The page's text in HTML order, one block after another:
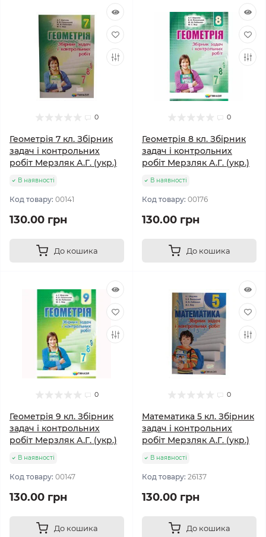
0
Геометрія 7 кл. Збірник
задач і контрольних
робіт Мерзляк А.Г. (укр.)
В наявності
Код товару: 00141
130.00 грн
До кошика
0
Геометрія 8 кл. Збірник
задач і контрольних
робіт Мерзляк А.Г. (укр.)
В наявності
Код товару: 00176
130.00 грн
До кошика
0
Геометрія 9 кл. Збірник
задач і контрольних
робіт Мерзляк А.Г. (укр.)
В наявності
Код товару: 00147
130.00 грн
До кошика
0
Математика 5 кл. Збірник
задач і контрольних
робіт Мерзляк А.Г. (укр.)
В наявності
Код товару: 26137
130.00 грн
До кошика